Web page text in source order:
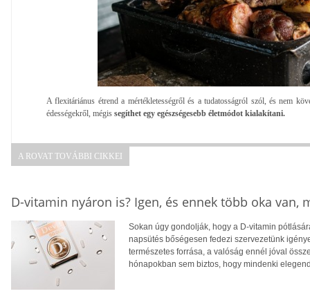
A flexitáriánus étrend a mértékletességről és a tudatosságról szól, és nem
édességekről, mégis segíthet egy egészségesebb életmódot kialakítani.
A ROVAT TOVÁBBI CIKKEI
D-vitamin nyáron is? Igen, és ennek több oka van,
Sokan úgy gondolják, hogy a D-vitamin
napsütés bőségesen fedezi szervezetünk
természetes forrása, a valóság ennél jóval
hónapokban sem biztos, hogy mindenki